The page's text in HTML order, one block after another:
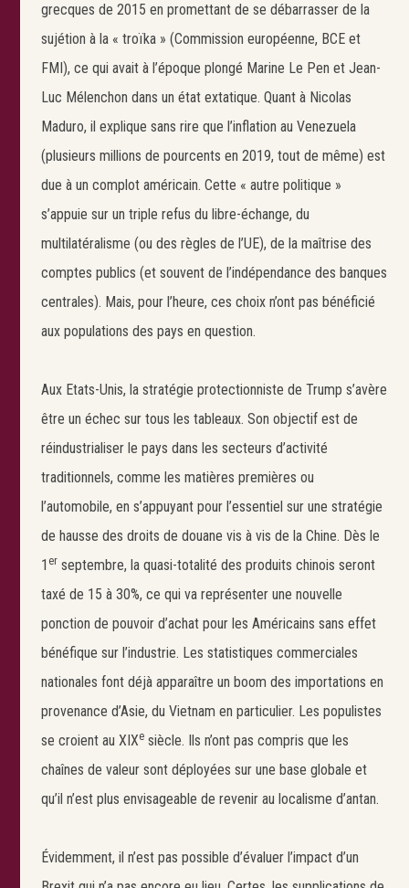
grecques de 2015 en promettant de se débarrasser de la
sujétion à la « troïka » (Commission européenne, BCE et
FMI), ce qui avait à l’époque plongé Marine Le Pen et Jean-
Luc Mélenchon dans un état extatique. Quant à Nicolas
Maduro, il explique sans rire que l’inflation au Venezuela
(plusieurs millions de pourcents en 2019, tout de même) est
due à un complot américain. Cette « autre politique »
s’appuie sur un triple refus du libre-échange, du
multilatéralisme (ou des règles de l’UE), de la maîtrise des
comptes publics (et souvent de l’indépendance des banques
centrales). Mais, pour l’heure, ces choix n’ont pas bénéficié
aux populations des pays en question.
Aux Etats-Unis, la stratégie protectionniste de Trump s’avère
être un échec sur tous les tableaux. Son objectif est de
réindustrialiser le pays dans les secteurs d’activité
traditionnels, comme les matières premières ou
l’automobile, en s’appuyant pour l’essentiel sur une stratégie
de hausse des droits de douane vis à vis de la Chine. Dès le
1 er septembre, la quasi-totalité des produits chinois seront
taxé de 15 à 30%, ce qui va représenter une nouvelle
ponction de pouvoir d’achat pour les Américains sans effet
bénéfique sur l’industrie. Les statistiques commerciales
nationales font déjà apparaître un boom des importations en
provenance d’Asie, du Vietnam en particulier. Les populistes
se croient au XIXesiècle. Ils n’ont pas compris que les
chaînes de valeur sont déployées sur une base globale et
qu’il n’est plus envisageable de revenir au localisme d’antan.
Évidemment, il n’est pas possible d’évaluer l’impact d’un